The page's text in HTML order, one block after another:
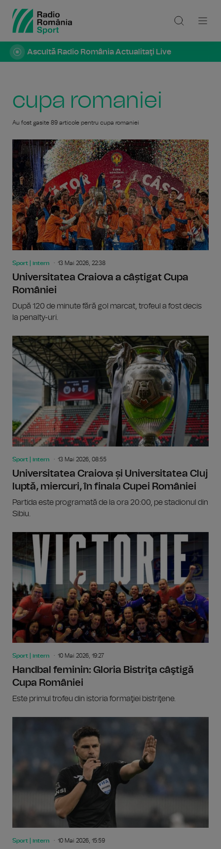
Ascultă Radio România Actualitaţi Live
cupa romaniei
Au fost gasite 89 articole pentru cupa romaniei
Sport | intern 13 Mai 2026, 22:38
Universitatea Craiova a câștigat Cupa
României
După 120 de minute fără gol marcat, trofeul a fost decis
la penalty-uri.
Sport | intern 13 Mai 2026, 08:55
Universitatea Craiova și Universitatea Cluj
luptă, miercuri, în finala Cupei României
Partida este programată de la ora 20:00, pe stadionul din
Sibiu.
Sport | intern 10 Mai 2026, 19:27
Handbal feminin: Gloria Bistriţa câştigă
Cupa României
Este primul trofeu din istoria formaţiei bistriţene.
Sport | intern 10 Mai 2026, 15:59